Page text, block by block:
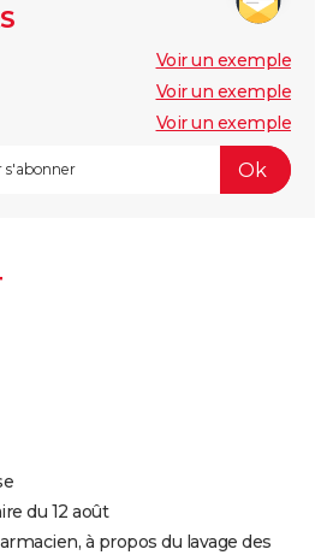
Voir un exemple
Voir un exemple
Voir un exemple
du 12 août
à propos du lavage des